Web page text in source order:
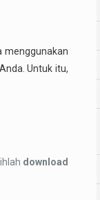
menggunakan
Untuk itu,
download